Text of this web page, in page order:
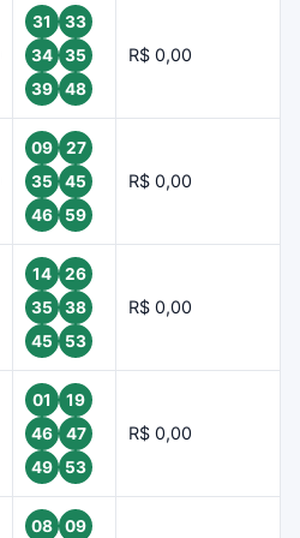
31
33
34
35
39
48
R$ 0,00
09
27
35
45
46
59
R$ 0,00
14
26
35
38
45
53
R$ 0,00
01
19
46
47
49
53
R$ 0,00
08
09